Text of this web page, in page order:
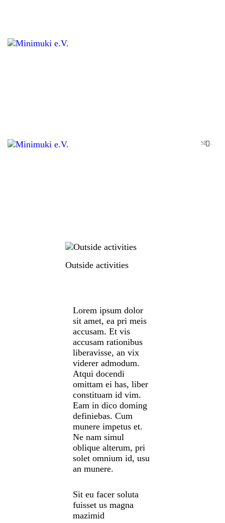
LEISTUNGEN
Outside activities
Lorem ipsum dolor
sit amet, ea pri meis
accusam. Et vis
accusam rationibus
liberavisse, an vix
viderer admodum.
Atqui docendi
omittam ei has, liber
constituam id vim.
Eam in dico doming
definiebas. Cum
munere impetus et.
Ne nam simul
oblique alterum, pri
solet omnium id, usu
an munere.
Sit eu facer soluta
fuisset us magna
mazimid